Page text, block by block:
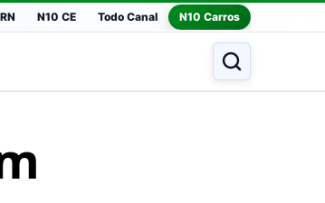
N10 CE Todo Canal N10 Carros